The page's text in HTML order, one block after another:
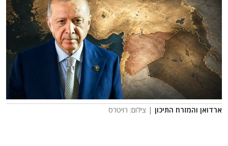
ארדואן והמזרח התיכון | צילום: רויטרס